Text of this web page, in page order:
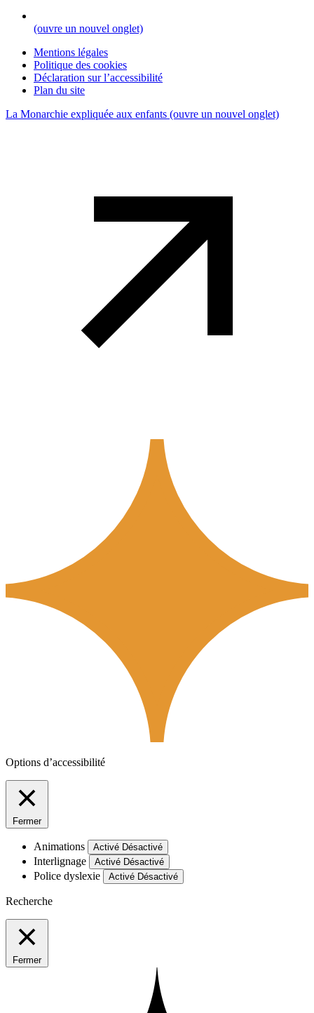
(ouvre un nouvel onglet)
Mentions légales
Politique des cookies
Déclaration sur l’accessibilité
Plan du site
La Monarchie expliquée aux enfants (ouvre un nouvel onglet)
Options d’accessibilité
Fermer
Animations Activé Désactivé
Interlignage Activé Désactivé
Police dyslexie Activé Désactivé
Recherche
Fermer